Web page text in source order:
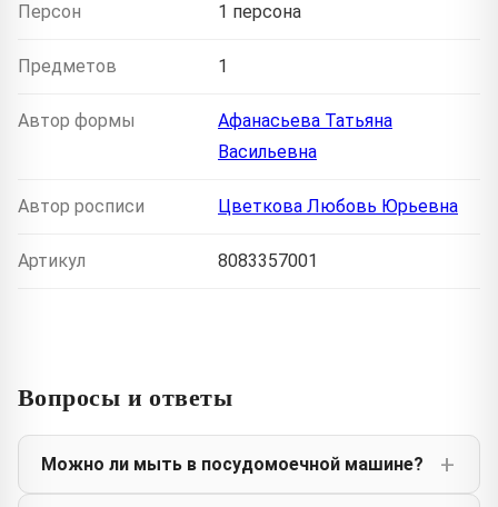
Персон 1 персона
Предметов 1
Автор формы
Афанасьева Татьяна
Васильевна
Автор росписи Цветкова Любовь Юрьевна
Артикул 8083357001
Вопросы и ответы
Можно ли мыть в посудомоечной машине?